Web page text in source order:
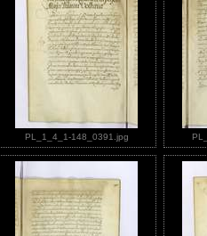
PL_1_4_1-148_0391.jpg